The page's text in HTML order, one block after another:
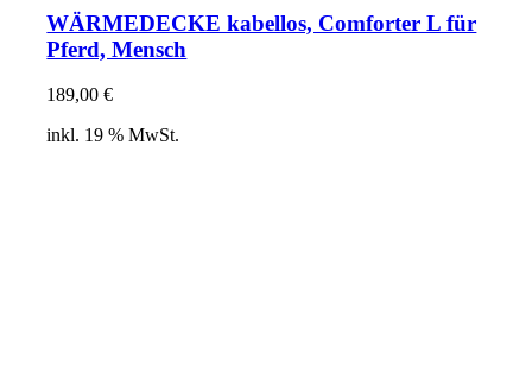
WÄRMEDECKE kabellos, Comforter L für
Pferd, Mensch
189,00€
inkl. 19 % MwSt.